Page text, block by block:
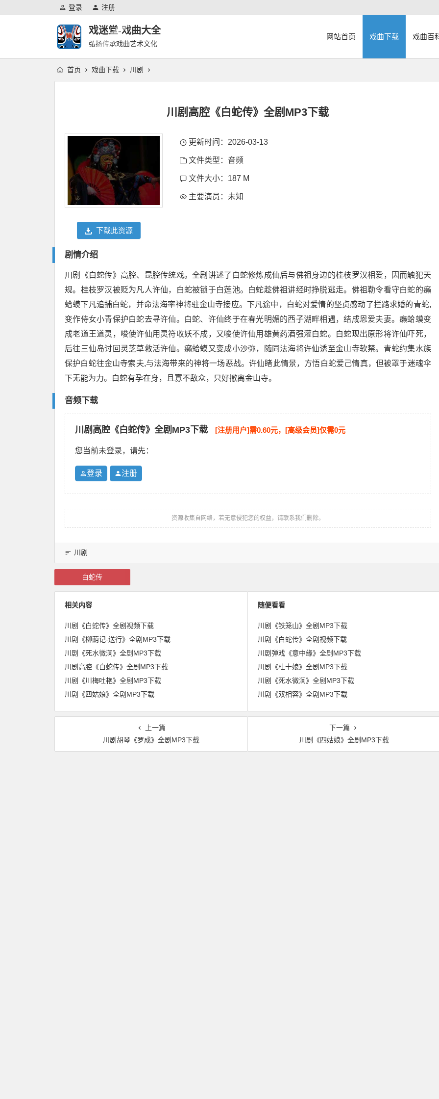
登录 注册
戏迷堂-戏曲大全
弘扬传承戏曲艺术文化
网站首页 戏曲下载 戏曲百
首页 戏曲下载 川剧
川剧高腔《白蛇传》全剧MP3下载
更新时间：2026-03-13
文件类型：音频
文件大小：187 M
主要演员：未知
下载此资源
剧情介绍
川剧《白蛇传》高腔、昆腔传统戏。全剧讲述了白蛇修炼成仙后与佛祖身边的桂枝罗汉相爱，因而触犯天
规。桂枝罗汉被贬为凡人许仙，白蛇被锁于白莲池。白蛇趁佛祖讲经时挣脱逃走。佛祖勒令看守白蛇的癞
蛤蟆下凡追捕白蛇，并命法海率神将驻金山寺接应。下凡途中，白蛇对爱情的坚贞感动了拦路求婚的青蛇,
变作侍女小青保护白蛇去寻许仙。白蛇、许仙终于在春光明媚的西子湖畔相遇，结成恩爱夫妻。癞蛤蟆变
成老道王道灵，唆使许仙用灵符收妖不成，又唆使许仙用雄黄药酒强灌白蛇。白蛇现出原形将许仙吓死，
后往三仙岛讨回灵芝草救活许仙。癞蛤蟆又变成小沙弥，随同法海将许仙诱至金山寺软禁。青蛇约集水族
保护白蛇往金山寺索夫,与法海带来的神将一场恶战。许仙睹此情景，方悟白蛇爱己情真，但被罩于迷魂伞
下无能为力。白蛇有孕在身，且寡不敌众，只好撤离金山寺。
音频下载
川剧高腔《白蛇传》全剧MP3下载 [注册用户]需0.60元，[高级会员]仅需0元
您当前未登录，请先：
登录 注册
资源收集自网络，若无意侵犯您的权益，请联系我们删除。
川剧
白蛇传
相关内容
川剧《白蛇传》全剧视频下载
川剧《柳荫记-送行》全剧MP3下载
川剧《死水微澜》全剧MP3下载
川剧高腔《白蛇传》全剧MP3下载
川剧《川梅吐艳》全剧MP3下载
川剧《四姑娘》全剧MP3下载
随便看看
川剧《铁笼山》全剧MP3下载
川剧《白蛇传》全剧视频下载
川剧弹戏《意中缘》全剧MP3下载
川剧《杜十娘》全剧MP3下载
川剧《死水微澜》全剧MP3下载
川剧《双相容》全剧MP3下载
上一篇
川剧胡琴《罗成》全剧MP3下载
下一篇
川剧《四姑娘》全剧MP3下载